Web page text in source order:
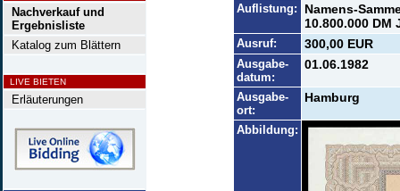
Nachverkauf und
Ergebnisliste
Katalog zum Blättern
LIVE BIETEN
Erläuterungen
Auflistung:
Namens-
10.800.000 DM
Ausruf: 300,00 EUR
Ausgabe-
datum:
01.06.1982
Ausgabe-
ort:
Hamburg
Abbildung: